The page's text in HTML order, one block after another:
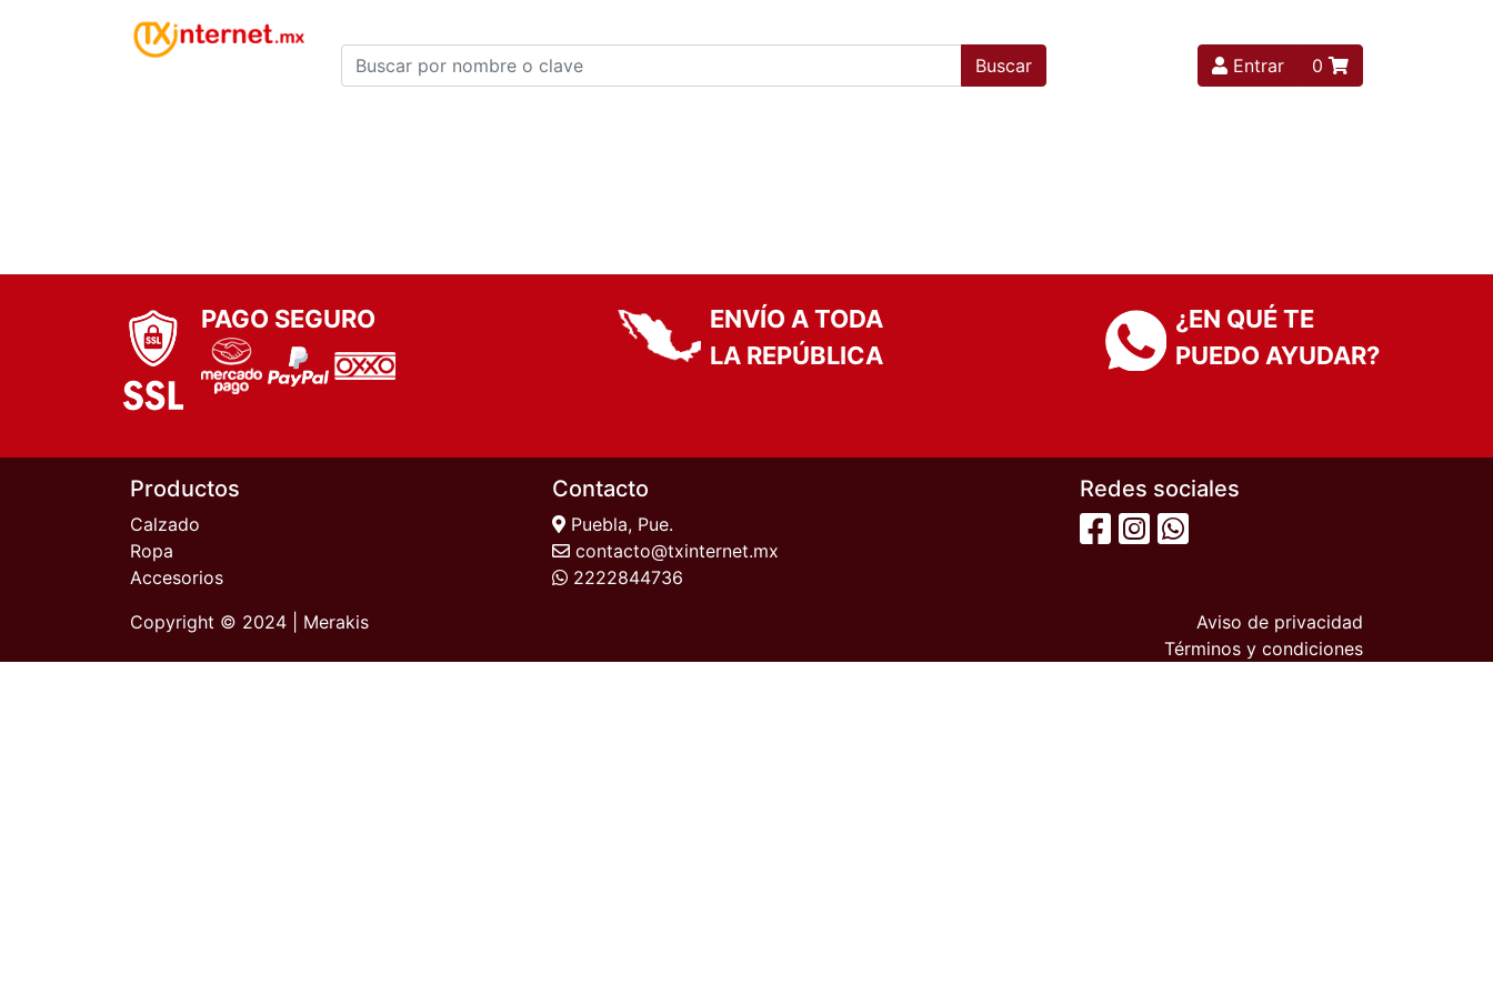
Buscar Entrar 0
PAGO SEGURO
ENVÍO A TODA
LA REPÚBLICA
¿EN QUÉ TE
PUEDO AYUDAR?
Productos
Calzado
Ropa
Accesorios
Contacto
Puebla, Pue.
contacto@txinternet.mx
2222844736
Redes sociales
Copyright © 2024 | Merakis
Aviso de privacidad
Términos y condiciones